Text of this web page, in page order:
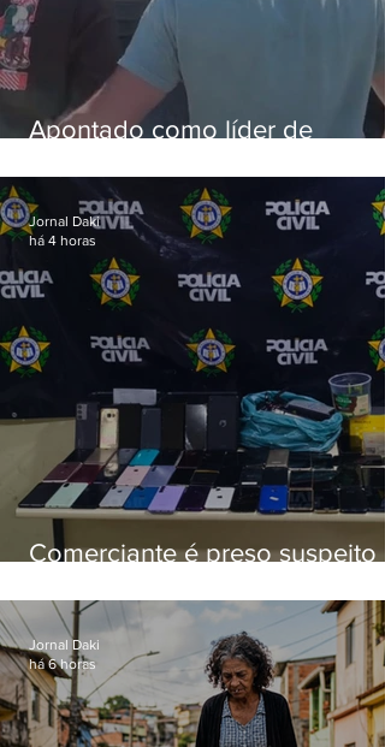
Apontado como líder de
aposentados é preso
Comerciante é preso suspeito
loja
Jornal Daki
há 4 horas
Jornal Daki
há 6 horas